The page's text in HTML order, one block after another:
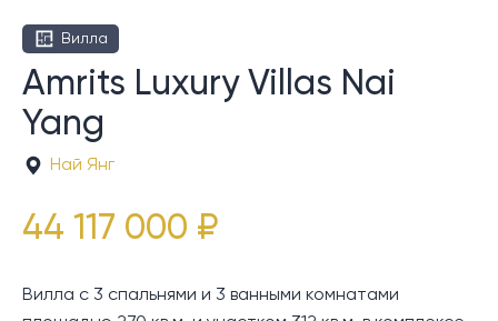
Вилла
Amrits Luxury Villas Nai
Yang
Най Янг
44 117 000 ₽
Вилла с 3 спальнями и 3 ванными комнатами